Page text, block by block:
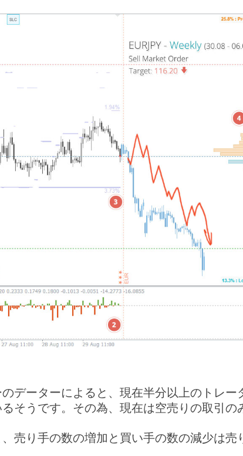
データーによると、現在半分以上のトレー
そうです。その為、現在は空売りの取引の
売り手の数の増加と買い手の数の減少は売